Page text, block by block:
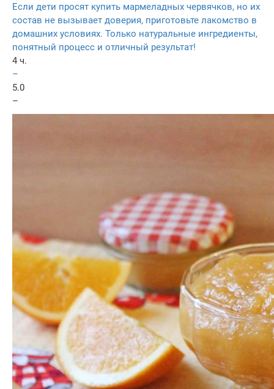
Если дети просят купить мармеладных червячков, но их
состав не вызывает доверия, приготовьте лакомство в
домашних условиях. Только натуральные ингредиенты,
понятный процесс и отличный результат!
4 ч.
–
5.0
–